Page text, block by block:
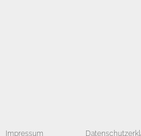
Impressum